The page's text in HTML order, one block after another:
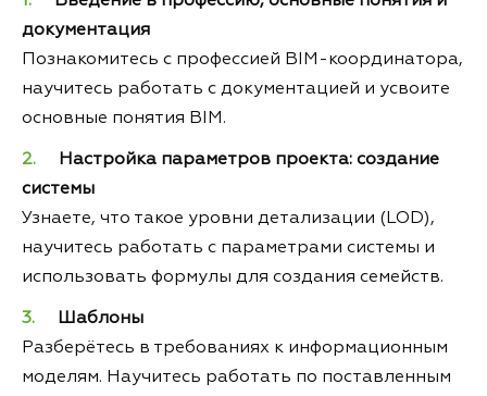
документация
Познакомитесь с профессией BIM-координатора,
научитесь работать с документацией и усвоите
основные понятия BIM.
Настройка параметров проекта: создание
системы
Узнаете, что такое уровни детализации (LOD),
научитесь работать с параметрами системы и
использовать формулы для создания семейств.
Шаблоны
Разберётесь в требованиях к информационным
моделям. Научитесь работать по поставленным